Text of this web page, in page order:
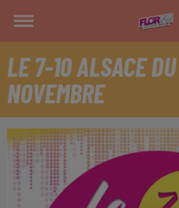
LE 7-10 ALSACE
NOVEMBRE